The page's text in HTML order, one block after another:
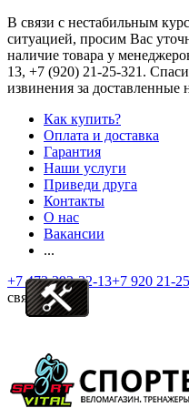
В связи с нестабильным
ситуацией, просим Вас
наличие товара у
13, +7 (920) 21-25-321 .
извинения за доставленные
Как купить?
Оплата и доставка
Гарантия
Наши услуги
Приведи друга
Контакты
О нас
Вакансии
...
+7 473 292-32-13+7 920 21-
связь